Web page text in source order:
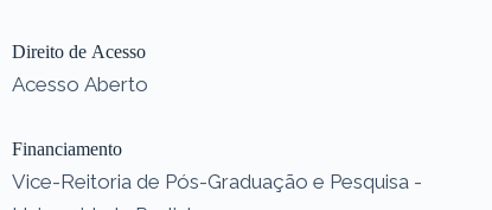
Direito de Acesso
Acesso Aberto
Financiamento
Vice-Reitoria de Pós-Graduação e Pesquisa -